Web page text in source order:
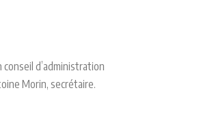
d’administration
Morin, secrétaire.